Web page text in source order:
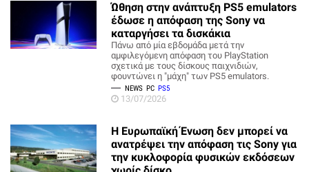
Ώθηση στην ανάπτυξη PS5 emulators
έδωσε η απόφαση της Sony να
καταργήσει τα δισκάκια
Πάνω από μία εβδομάδα μετά την
αμφιλεγόμενη απόφαση του PlayStation
σχετικά με τους δίσκους παιχνιδιών,
φουντώνει η "μάχη" των PS5 emulators.
NEWS PC PS5
13/07/2026
Η Ευρωπαϊκή Ένωση δεν μπορεί να
ανατρέψει την απόφαση τις Sony για
την κυκλοφορία φυσικών εκδόσεων